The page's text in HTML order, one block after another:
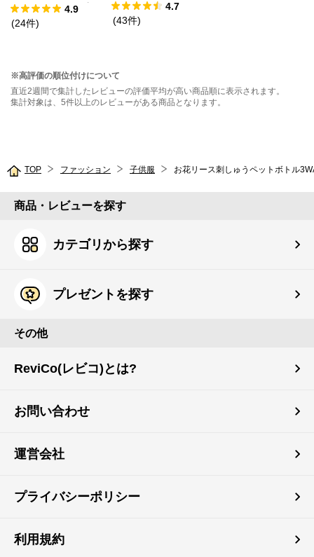
ックドッキングT
シャツ
4.9
(24件)
4.7
(43件)
※高評価の順位付けについて
直近2週間で集計したレビューの評価平均が高い商品順に表示されます。
集計対象は、5件以上のレビューがある商品となります。
TOP ファッション 子供服 お花リース刺しゅうペットボトル
商品・レビューを探す
カテゴリから探す
プレゼントを探す
その他
ReviCo(レビコ)とは?
お問い合わせ
運営会社
プライバシーポリシー
利用規約